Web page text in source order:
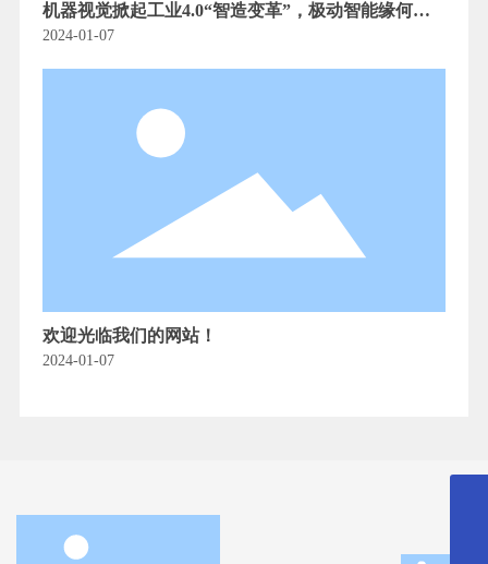
机器视觉掀起工业4.0“智造变革”，极动智能缘何脱
颖而出？
2024-01-07
欢迎光临我们的网站！
2024-01-07
xh@x-dynamics.cn